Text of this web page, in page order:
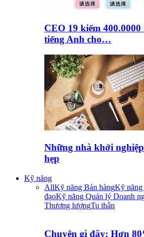
CEO 19 kiếm
tiếng Anh cho…
Những nhà khởi
hẹp
Kỹ năng
AllKỹ năng Bán hàngKỹ năng
đạoKỹ năng Quản lý Doanh
Thương lượngTu thân
Chuyện gì đây: Hơn